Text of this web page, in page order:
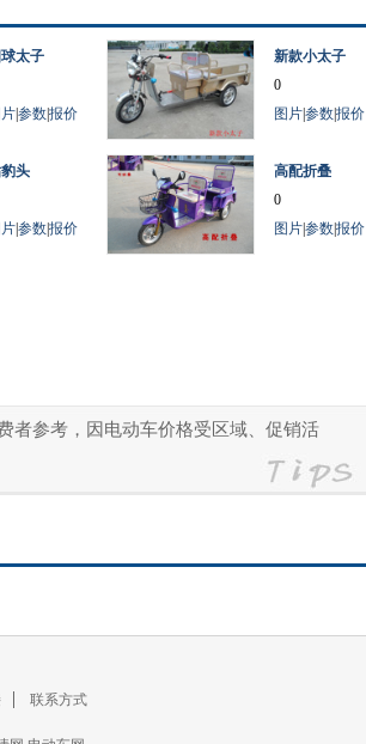
球太子
参数报价
新款小太子
0
图片参数报价
头
参数报价
高配折叠
0
图片参数报价
者参考，因电动车价格受区域、促销活
联系方式